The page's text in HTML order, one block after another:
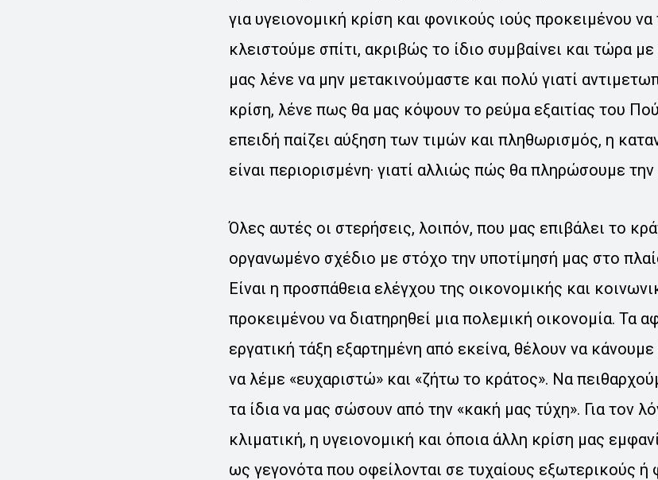
για υγειονομική κρίση και φονικούς ιούς προκειμένου
κλειστούμε σπίτι, ακριβώς το ίδιο συμβαίνει και τώρα
μας λένε να μην μετακινούμαστε και πολύ γιατί
κρίση, λένε πως θα μας κόψουν το ρεύμα εξαιτίας του
επειδή παίζει αύξηση των τιμών και πληθωρισμός, η
είναι περιορισμένη· γιατί αλλιώς πώς θα πληρώσουμε
Όλες αυτές οι στερήσεις, λοιπόν, που μας επιβάλει το
οργανωμένο σχέδιο με στόχο την υποτίμησή μας στο
Είναι η προσπάθεια ελέγχου της οικονομικής και
προκειμένου να διατηρηθεί μια πολεμική οικονομία. Τα
εργατική τάξη εξαρτημένη από εκείνα, θέλουν να
να λέμε «ευχαριστώ» και «ζήτω το κράτος». Να
τα ίδια να μας σώσουν από την «κακή μας τύχη». Για τον
κλιματική, η υγειονομική και όποια άλλη κρίση μας
ως γεγονότα που οφείλονται σε τυχαίους εξωτερικούς ή